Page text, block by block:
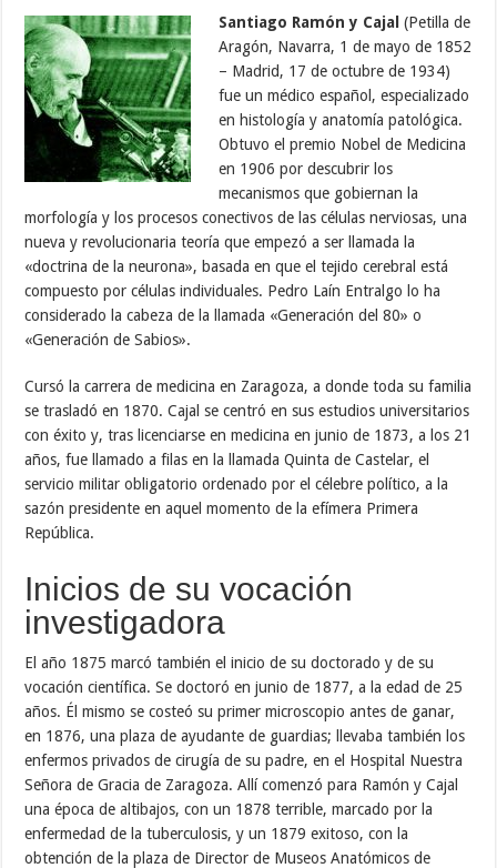
Santiago Ramón y Cajal (Petilla de
Aragón, Navarra, 1 de mayo de 1852
– Madrid, 17 de octubre de 1934)
fue un médico español, especializado
en histología y anatomía patológica.
Obtuvo el premio Nobel de Medicina
en 1906 por descubrir los
mecanismos que gobiernan la
morfología y los procesos conectivos de las células nerviosas, una
nueva y revolucionaria teoría que empezó a ser llamada la
«doctrina de la neurona», basada en que el tejido cerebral está
compuesto por células individuales. Pedro Laín Entralgo lo ha
considerado la cabeza de la llamada «Generación del 80» o
«Generación de Sabios».
Cursó la carrera de medicina en Zaragoza, a donde toda su familia
se trasladó en 1870. Cajal se centró en sus estudios universitarios
con éxito y, tras licenciarse en medicina en junio de 1873, a los 21
años, fue llamado a filas en la llamada Quinta de Castelar, el
servicio militar obligatorio ordenado por el célebre político, a la
sazón presidente en aquel momento de la efímera Primera
República.
Inicios de su vocación
investigadora
El año 1875 marcó también el inicio de su doctorado y de su
vocación científica. Se doctoró en junio de 1877, a la edad de 25
años. Él mismo se costeó su primer microscopio antes de ganar,
en 1876, una plaza de ayudante de guardias; llevaba también los
enfermos privados de cirugía de su padre, en el Hospital Nuestra
Señora de Gracia de Zaragoza. Allí comenzó para Ramón y Cajal
una época de altibajos, con un 1878 terrible, marcado por la
enfermedad de la tuberculosis, y un 1879 exitoso, con la
obtención de la plaza de Director de Museos Anatómicos de